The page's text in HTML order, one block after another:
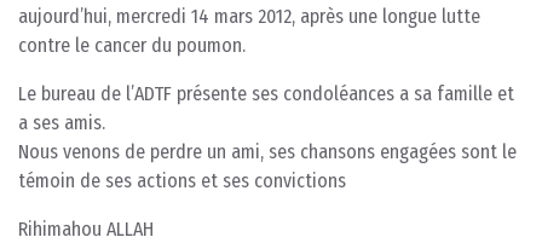
aujourd’hui, mercredi 14 mars 2012, après une longue lutte
contre le cancer du poumon.
Le bureau de l’ADTF présente ses condoléances a sa famille et
a ses amis.
Nous venons de perdre un ami, ses chansons engagées sont le
témoin de ses actions et ses convictions
Rihimahou ALLAH